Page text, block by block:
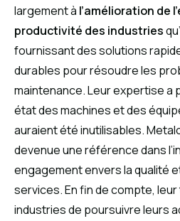
largement à l’amélioration de
productivité des industries
fournissant des solutions
durables pour résoudre les
maintenance. Leur expertise a
état des machines et des
auraient été inutilisables.
devenue une référence dans
engagement envers la qualité
services. En fin de compte,
industries de poursuivre leurs